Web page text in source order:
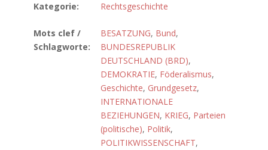
Kategorie:
Rechtsgeschichte
Mots clef /
Schlagworte:
BESATZUNG, Bund,
BUNDESREPUBLIK
DEUTSCHLAND (BRD),
DEMOKRATIE, Föderalismus,
Geschichte, Grundgesetz,
INTERNATIONALE
BEZIEHUNGEN, KRIEG, Parteien
(politische), Politik,
POLITIKWISSENSCHAFT,